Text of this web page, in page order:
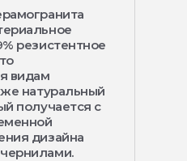
резистентное
видам
натуральный
получается с
дизайна